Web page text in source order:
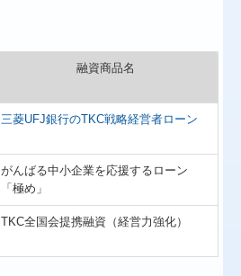
融資商品名
三菱UFJ銀行のTKC戦略経営者ローン
がんばる中小企業を応援するローン
「極め」
TKC全国会提携融資（経営力強化）